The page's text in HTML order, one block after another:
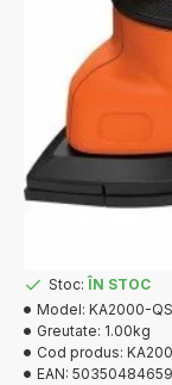
Stoc: ÎN STOC
Model: KA2000-QS
Greutate: 1.00kg
Cod produs:
EAN: